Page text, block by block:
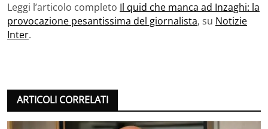
Leggi l’articolo completo Il quid che manca ad Inzaghi: la
provocazione pesantissima del giornalista, su Notizie
Inter.
ARTICOLI CORRELATI